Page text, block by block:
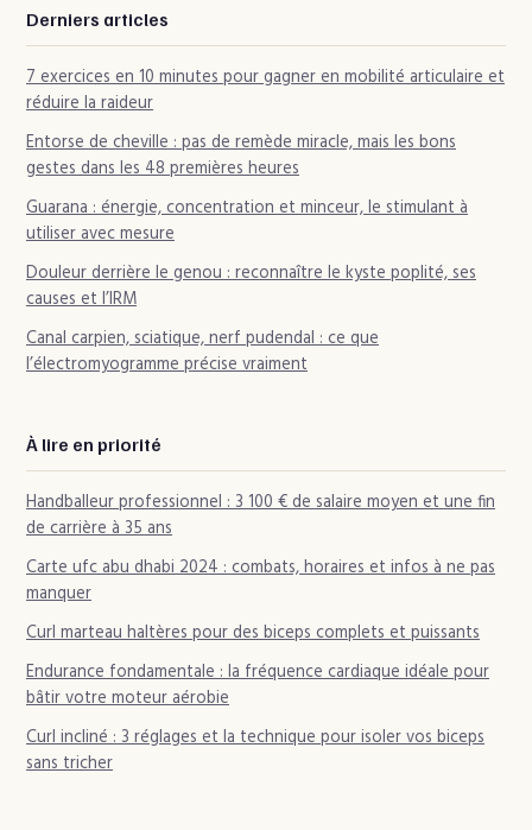
Derniers articles
7 exercices en 10 minutes pour gagner en mobilité articulaire et
réduire la raideur
Entorse de cheville : pas de remède miracle, mais les bons
gestes dans les 48 premières heures
Guarana : énergie, concentration et minceur, le stimulant à
utiliser avec mesure
Douleur derrière le genou : reconnaître le kyste poplité, ses
causes et l’IRM
Canal carpien, sciatique, nerf pudendal : ce que
l’électromyogramme précise vraiment
À lire en priorité
Handballeur professionnel : 3 100 € de salaire moyen et une fin
de carrière à 35 ans
Carte ufc abu dhabi 2024 : combats, horaires et infos à ne pas
manquer
Curl marteau haltères pour des biceps complets et puissants
Endurance fondamentale : la fréquence cardiaque idéale pour
bâtir votre moteur aérobie
Curl incliné : 3 réglages et la technique pour isoler vos biceps
sans tricher